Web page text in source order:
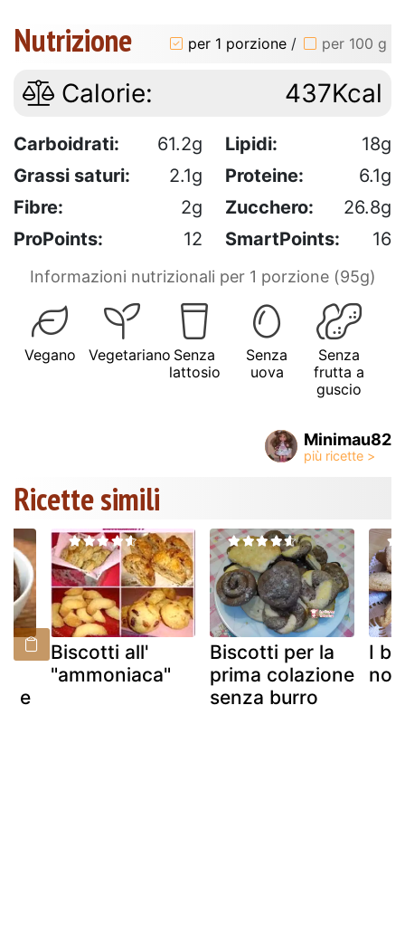
Nutrizione per 1 porzione / per 100 g
Calorie: 437Kcal
Carboidrati: 61.2g Lipidi:
18g
Grassi saturi:
2.1g Proteine:
6.1g
Fibre:
2g Zucchero:
26.8g
ProPoints:
12 SmartPoints: 16
Informazioni nutrizionali per 1 porzione (95g)
Vegano Vegetariano Senza
lattosio
Senza
uova
Senza
frutta a
guscio
Minimau82
Ricette simili
e
Biscotti all'
"ammoniaca"
Biscotti per la
prima colazione
senza burro
I